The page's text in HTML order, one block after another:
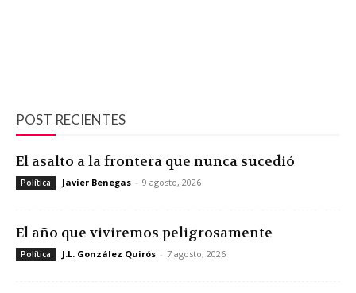
POST RECIENTES
El asalto a la frontera que nunca sucedió
Política Javier Benegas - 9 agosto, 2026
El año que viviremos peligrosamente
Política J.L. González Quirós - 7 agosto, 2026